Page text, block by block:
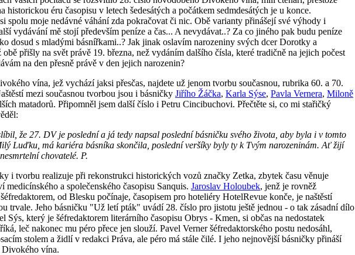
historickou éru časopisu v letech šedesátých a počátkem sedmdesátých je u konce.
spolu moje nedávné váhání zda pokračovat či nic. Obě varianty přinášejí své výhody i
vydávání mě stojí především peníze a čas... A nevydávat..? Za co jiného pak budu peníze
dosud s mladými básnířkami..? Jak jinak oslavím narozeniny svých dcer Dorotky a
přišly na svět právě 19. března, než vydáním dalšího čísla, které tradičně na jejich počest
na den přesně právě v den jejich narozenin?
vína, jež vychází jaksi přesčas, najdete už jenom tvorbu současnou, rubrika 60. a 70.
mezi současnou tvorbou jsou i básničky Jiřího Žáčka, Karla Sýse, Pavla Vernera, Miloně
matadorů. Připomněl jsem další číslo i Petru Cincibuchovi. Přečtěte si, co mi stařičký
že 27. DV je poslední a já tedy napsal poslední básničku svého života, aby byla i v tomto
Luďku, má kariéra básníka skončila, poslední veršíky byly ty k Tvým narozeninám. Ať žijí
chovatelé. P.
i tvorbu realizuje při rekonstrukci historických vozů značky Zetka, zbytek času věnuje
medicínského a společenského časopisu Sanquis. Jaroslav Holoubek, jenž je rovněž
od Blesku počínaje, časopisem pro hoteliéry HotelRevue konče, je naštěstí
trvale. Jeho básničku "Už letí pták" uvádí 28. číslo pro jistotu ještě jednou - o tak zásadní dílo
Sýs, který je šéfredaktorem literárního časopisu Obrys - Kmen, si občas na nedostatek
leč nakonec mu péro přece jen slouží. Pavel Verner šéfredaktorského postu nedosáhl,
stolem a židlí v redakci Práva, ale péro má stále čilé. I jeho nejnovější básničky přináší
vína.